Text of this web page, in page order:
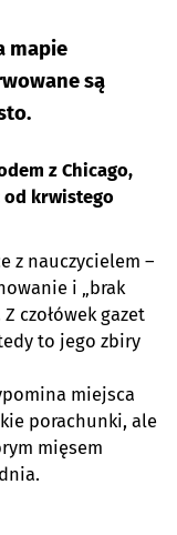
mapie
są
z Chicago,
od krwistego
z nauczycielem –
i „brak
czołówek gazet
to jego zbiry
miejsca
porachunki, ale
mięsem